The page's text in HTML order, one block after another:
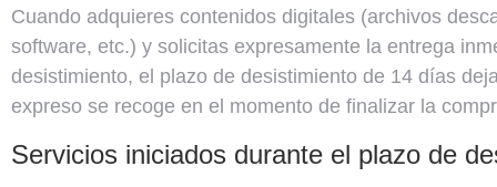
Cuando adquieres contenidos digitales (archivos
software, etc.) y solicitas expresamente la entrega
desistimiento, el plazo de desistimiento de 14 días
expreso se recoge en el momento de finalizar la
Servicios iniciados durante el plazo de